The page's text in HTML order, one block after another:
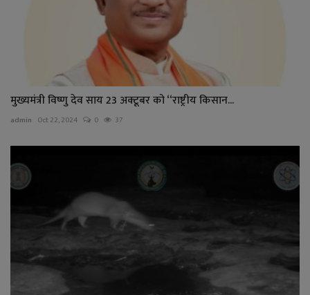
मुख्यमंत्री विष्णु देव साय 23 अक्टूबर को ‘‘राष्ट्रीय किसान...
admin Oct 22, 2024 0 37